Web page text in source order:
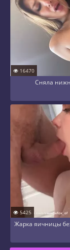
16470
Сняла
5425
Жарка яичницы